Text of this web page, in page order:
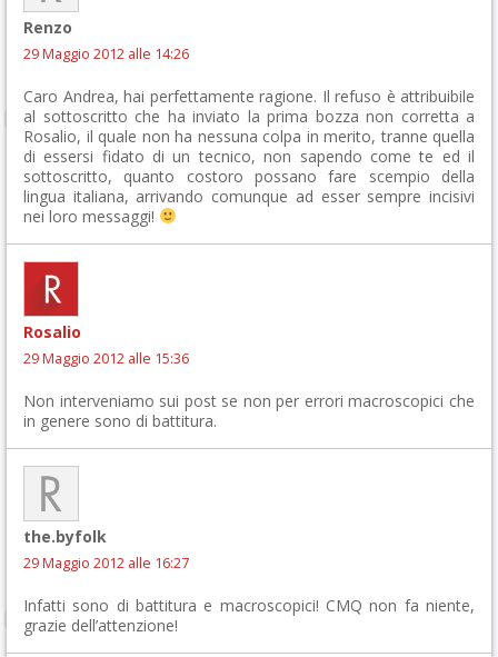
Renzo
29 Maggio 2012 alle 14:26
Caro Andrea, hai perfettamente ragione. Il refuso è attribuibile
al sottoscritto che ha inviato la prima bozza non corretta a
Rosalio, il quale non ha nessuna colpa in merito, tranne quella
di essersi fidato di un tecnico, non sapendo come te ed il
sottoscritto, quanto costoro possano fare scempio della
lingua italiana, arrivando comunque ad esser sempre incisivi
nei loro messaggi!
Rosalio
29 Maggio 2012 alle 15:36
Non interveniamo sui post se non per errori macroscopici che
in genere sono di battitura.
the.byfolk
29 Maggio 2012 alle 16:27
Infatti sono di battitura e macroscopici! CMQ non fa niente,
grazie dell’attenzione!